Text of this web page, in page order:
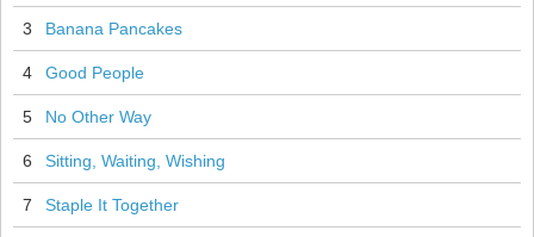
3 Banana Pancakes
4 Good People
5 No Other Way
6 Sitting, Waiting, Wishing
7 Staple It Together